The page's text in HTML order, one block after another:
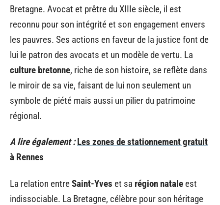
Bretagne. Avocat et prêtre du XIIIe siècle, il est
reconnu pour son intégrité et son engagement envers
les pauvres. Ses actions en faveur de la justice font de
lui le patron des avocats et un modèle de vertu. La
culture bretonne, riche de son histoire, se reflète dans
le miroir de sa vie, faisant de lui non seulement un
symbole de piété mais aussi un pilier du patrimoine
régional.
A lire également : Les zones de stationnement gratuit
à Rennes
La relation entreSaint-Yves et sa région natale est
indissociable. La Bretagne, célèbre pour son héritage